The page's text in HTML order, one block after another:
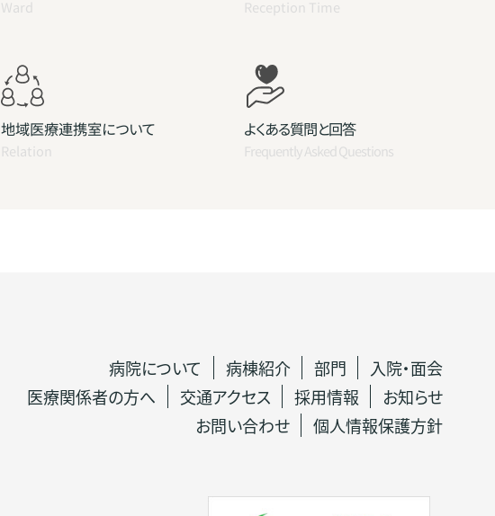
Ward Reception Time
地域医療連携室について
Relation
よくある質問と回答
Frequently Asked Questions
病院について 病棟紹介 部門
入院・面会
医療関係者の方へ
交通アクセス 採用情報
お知らせ
お問い合わせ
個人情報保護方針